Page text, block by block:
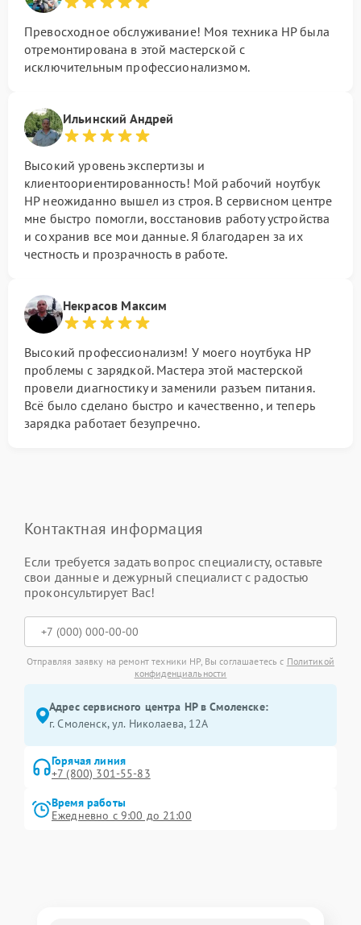
Превосходное обслуживание! Моя техника HP была
отремонтирована в этой мастерской с
исключительным профессионализмом.
Ильинский Андрей
Высокий уровень экспертизы и
клиентоориентированность! Мой рабочий ноутбук
HP неожиданно вышел из строя. В сервисном центре
мне быстро помогли, восстановив работу устройства
и сохранив все мои данные. Я благодарен за их
честность и прозрачность в работе.
Некрасов Максим
Высокий профессионализм! У моего ноутбука HP
проблемы с зарядкой. Мастера этой мастерской
провели диагностику и заменили разъем питания.
Всё было сделано быстро и качественно, и теперь
зарядка работает безупречно.
Контактная информация
Если требуется задать вопрос специалисту, оставьте
свои данные и дежурный специалист с радостью
проконсультирует Вас!
Отправляя заявку на ремонт техники HP, Вы соглашаетесь с Политикой
конфиденциальности
Адрес сервисного центра HP в Смоленске:
г. Смоленск, ул. Николаева, 12А
Горячая линия
+7 (800) 301-55-83
Время работы
Ежедневно с 9:00 до 21:00